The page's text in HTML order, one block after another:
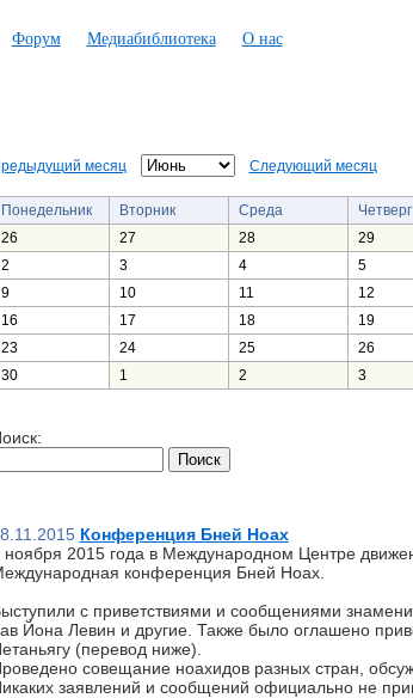
Форум Медиабиблиотека О нас
месяц Следующий месяц
Понедельник Вторник Среда Четверг
26
27 28 29
2
3 4 5
9
10 11 12
16
17 18 19
23
24 25 26
30
1 2 3
Конференция Бней Ноах
ноября 2015 года в Международном Центре
конференция Бней Ноах.
с приветствиями и сообщениями
Йона Левин и другие. Также было оглашено
(перевод ниже).
совещание ноахидов разных стран,
заявлений и сообщений официально не